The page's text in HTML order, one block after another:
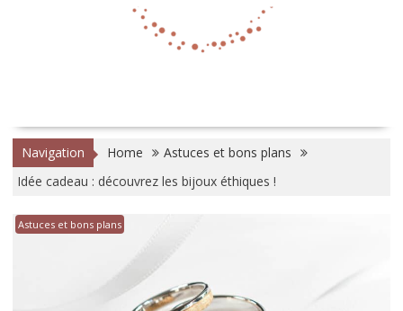
Navigation Home
Astuces et bons plans
Idée cadeau : découvrez les bijoux éthiques !
Astuces et bons plans